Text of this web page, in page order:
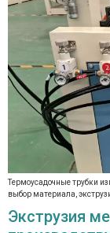
Термоусадочные трубки
выбор материала,
Экструзия